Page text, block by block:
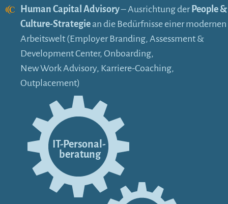
Human Capital Advisory– Ausrichtung der People &
Culture-Strategie an die Bedürfnisse einer modernen
Arbeitswelt (Employer Branding, Assessment &
Development Center, Onboarding,
New Work Advisory, Karriere-Coaching,
Outplacement)